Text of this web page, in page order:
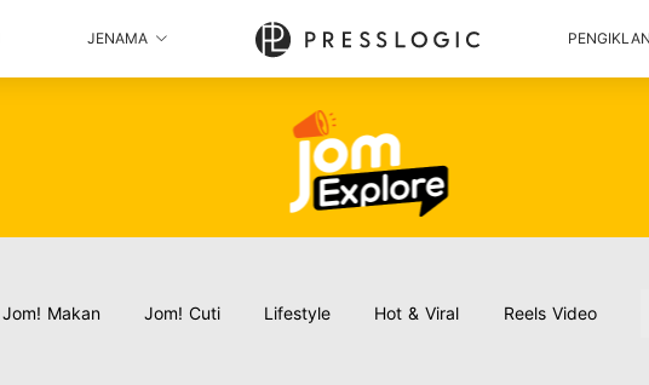
JENAMA
Jom! Makan Jom! Cuti Lifestyle Hot & Viral Reels Video